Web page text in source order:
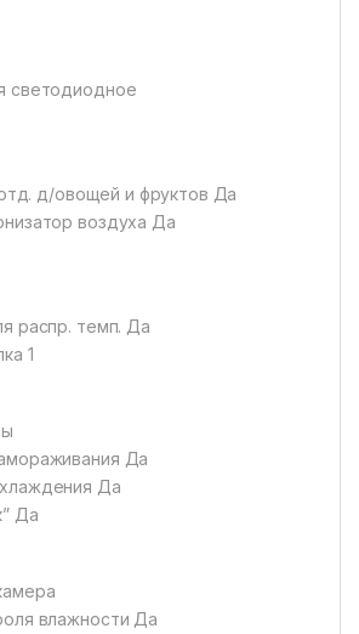
светодиодное
д/овощей и фруктов Да
воздуха Да
распр. темп. Да
1
Да
Да
Да
влажности Да